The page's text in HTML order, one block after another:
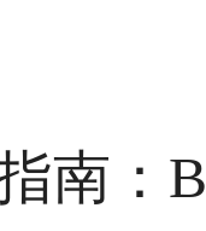
南：